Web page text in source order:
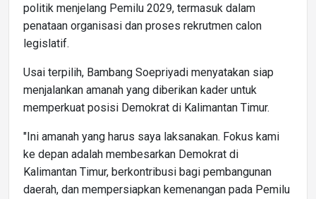
politik menjelang Pemilu 2029, termasuk dalam
penataan organisasi dan proses rekrutmen calon
legislatif.
Usai terpilih, Bambang Soepriyadi menyatakan siap
menjalankan amanah yang diberikan kader untuk
memperkuat posisi Demokrat di Kalimantan Timur.
"Ini amanah yang harus saya laksanakan. Fokus kami
ke depan adalah membesarkan Demokrat di
Kalimantan Timur, berkontribusi bagi pembangunan
daerah, dan mempersiapkan kemenangan pada Pemilu